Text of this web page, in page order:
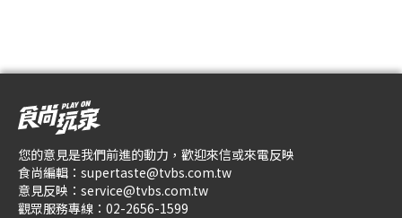
您的意見是我們前進的動力，歡迎來信或來電反映
食尚編輯： supertaste@tvbs.com.tw
意見反映： service@tvbs.com.tw
觀眾服務專線： 02-2656-1599